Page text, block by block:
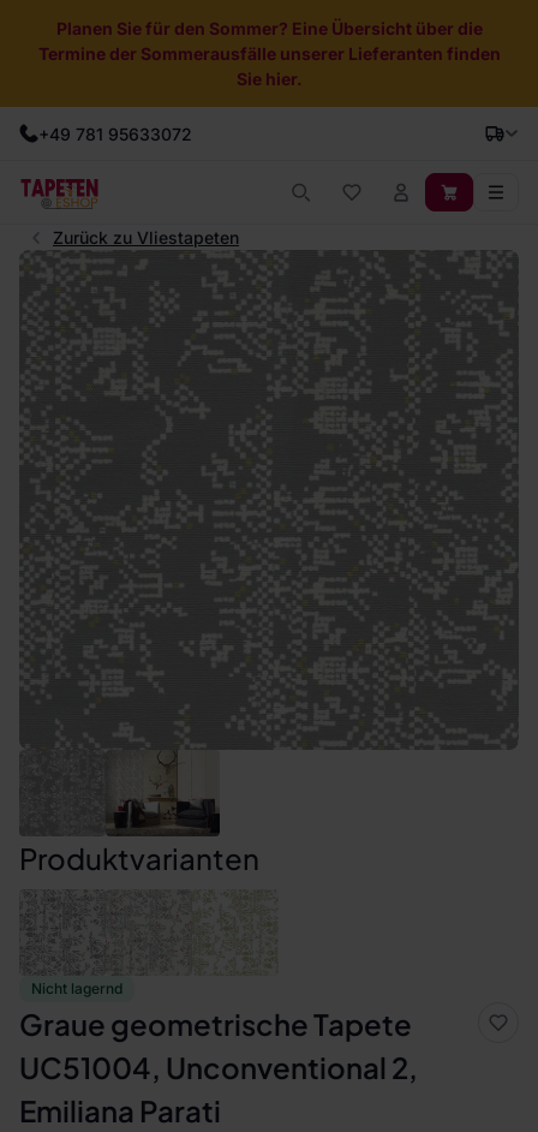
Planen Sie für den Sommer? Eine Übersicht über die
Termine der Sommerausfälle unserer Lieferanten finden
Sie hier.
+49 781 95633072
Zurück zu Vliestapeten
Nicht lagernd
Graue geometrische Tapete
UC51004, Unconventional 2,
Emiliana Parati
Produktvarianten